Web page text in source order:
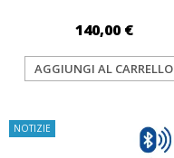
140,00 €
AGGIUNGI AL CARRELLO
NOTIZIE